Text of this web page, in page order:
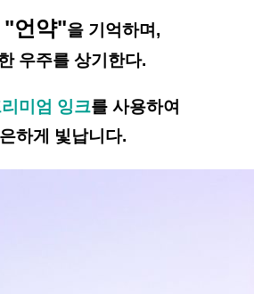
"언약"을 기억하며,
우주를 상기한다.
미엄 잉크를 사용하여
하게 빛납니다.